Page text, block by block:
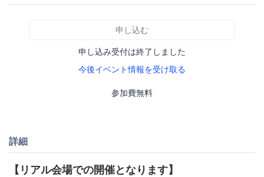
申し込む
申し込み受付は終了しました
今後イベント情報を受け取る
参加費無料
詳細
【リアル会場での開催となります】